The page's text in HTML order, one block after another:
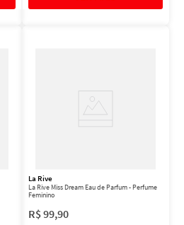
La Rive
La Rive Miss Dream Eau de Parfum - Perfume
Feminino
R$99,90